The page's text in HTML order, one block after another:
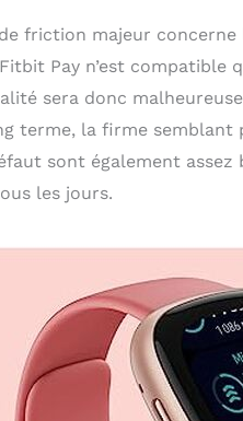
friction majeur concerne
Pay n’est compatible
sera donc
terme, la firme semblant
sont également
les jours.